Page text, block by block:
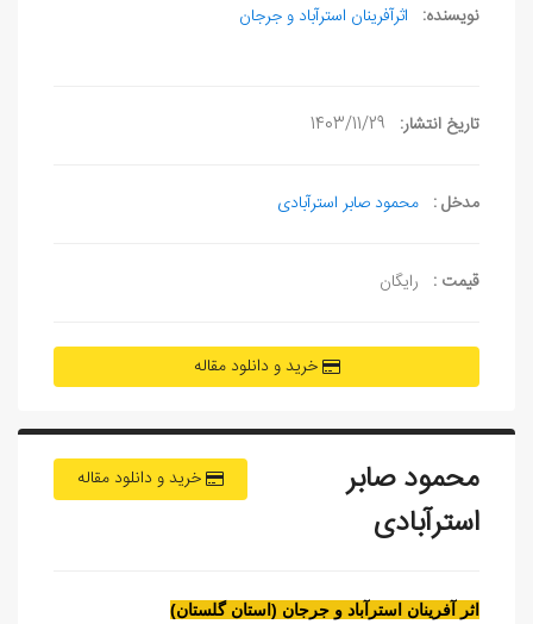
نویسنده: اثرآفرينان استرآباد و جرجان
تاریخ انتشار: 1403/11/29
مدخل : محمود صابر استرآبادی
قیمت : رایگان
خرید و دانلود مقاله
خرید و دانلود مقاله
محمود صابر
استرآبادی
اثر آفرينان استرآباد و جرجان (استان گلستان)